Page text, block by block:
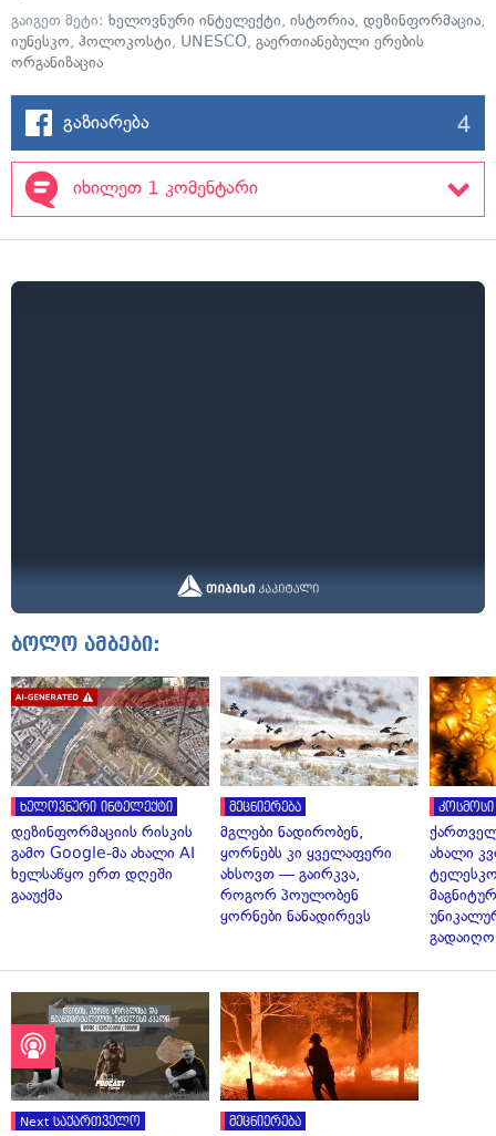
გაიგეთ მეტი: ხელოვნური ინტელექტი, ისტორია, დეზინფორმაცია,
იუნესკო, ჰოლოკოსტი, UNESCO, გაერთიანებული ერების
ორგანიზაცია
გაზიარება 4
იხილეთ 1 კომენტარი
ბოლო ამბები:
ხელოვნური ინტელექტი
დეზინფორმაციის რისკის
გამო Google-მა ახალი AI
ხელსაწყო ერთ დღეში
გააუქმა
მეცნიერება
მგლები ნადირობენ,
ყორნებს კი ყველაფერი
ახსოვთ — გაირკვა,
როგორ პოულობენ
ყორნები ნანადირევს
კოსმოსი
ახალი
გადაიღო
Next საქართველო მეცნიერება